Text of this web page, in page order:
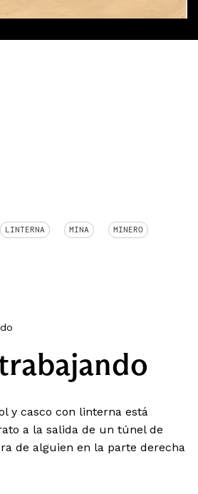
LINTERNA MINA MINERO
y casco con linterna está
a la salida de un túnel de
de alguien en la parte derecha